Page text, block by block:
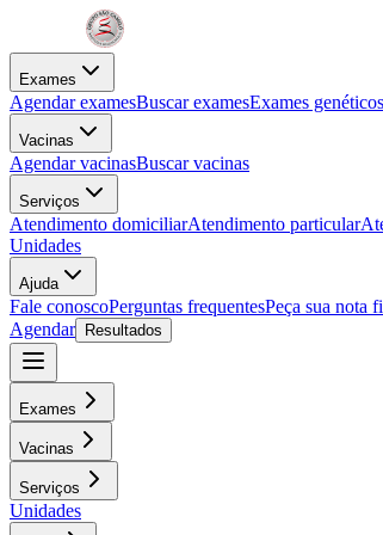
Exames
Agendar examesBuscar examesExames
Vacinas
Agendar vacinasBuscar vacinas
Serviços
Atendimento domiciliarAtendimento particular
Unidades
Ajuda
Fale conoscoPerguntas frequentesPeça sua nota
Agendar
Resultados
Exames
Vacinas
Serviços
Unidades